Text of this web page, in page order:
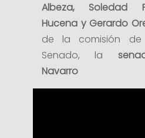
Albeza, Soledad
Hucena y Gerardo
de la comisión de
Senado, la
Navarro